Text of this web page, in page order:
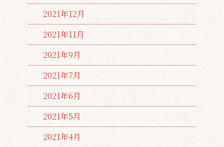
2021年12月
2021年11月
2021年9月
2021年7月
2021年6月
2021年5月
2021年4月